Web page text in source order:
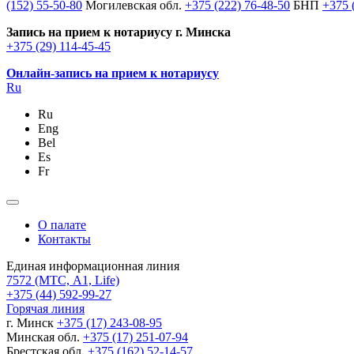
(152) 55-50-80 Могилевская обл. +375 (222) 76-48-50 БНП +375
Запись на прием к нотариусу г. Минска
+375 (29) 114-45-45
Онлайн-запись на прием к нотариусу
Ru
Ru
Eng
Bel
Es
Fr
О палате
Контакты
Единая информационная линия
7572 (МТС, A1, Life)
+375 (44) 592-99-27
Горячая линия
г. Минск +375 (17) 243-08-95
Минская обл. +375 (17) 251-07-94
Брестская обл. +375 (162) 52-14-57